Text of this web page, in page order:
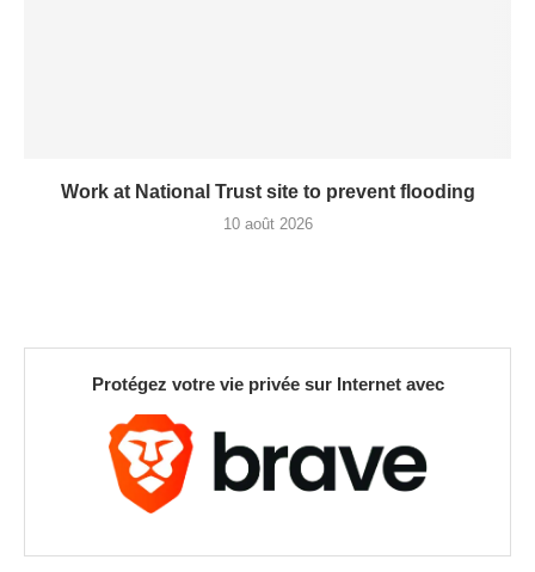
Work at National Trust site to prevent flooding
10 août 2026
Protégez votre vie privée sur Internet avec